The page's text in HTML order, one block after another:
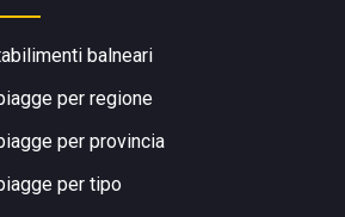
balneari
per regione
per provincia
per tipo